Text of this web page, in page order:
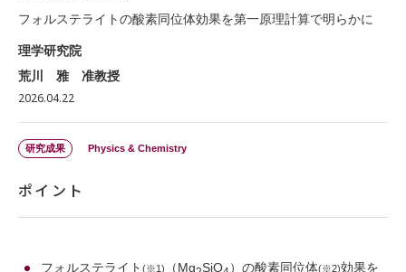
フォルステライトの酸素同位体効果を第一原理計算で明らかに
理学研究院
荒川 雅 准教授
2026.04.22
研究成果 Physics & Chemistry
ポイント
フォルステライト (※1) （Mg SiO ）の酸素同位体(※2)効果を